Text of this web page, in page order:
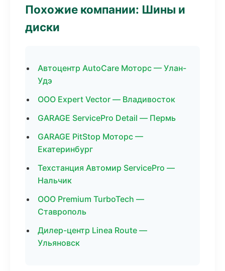
Похожие компании: Шины и
диски
Автоцентр AutoCare Моторс — Улан-
Удэ
ООО Expert Vector — Владивосток
GARAGE ServicePro Detail — Пермь
GARAGE PitStop Моторс —
Екатеринбург
Техстанция Автомир ServicePro —
Нальчик
ООО Premium TurboTech —
Ставрополь
Дилер-центр Linea Route —
Ульяновск